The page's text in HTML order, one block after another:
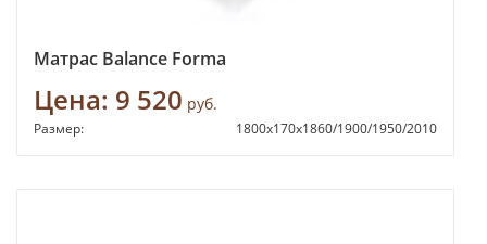
Матрас Balance Forma
Цена: 9 520 руб.
Размер: 1800х170х1860/1900/1950/2010